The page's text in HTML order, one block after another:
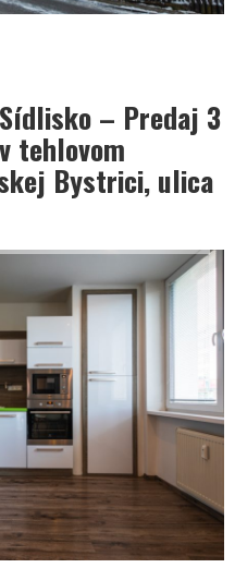
– Predaj 3
tehlovom
Bystrici, ulica